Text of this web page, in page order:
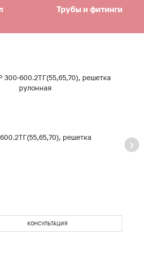
Трубы и фитинги
решетка
КОНСУЛЬТАЦИЯ